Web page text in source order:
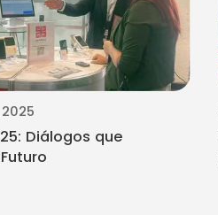
Diálogos que